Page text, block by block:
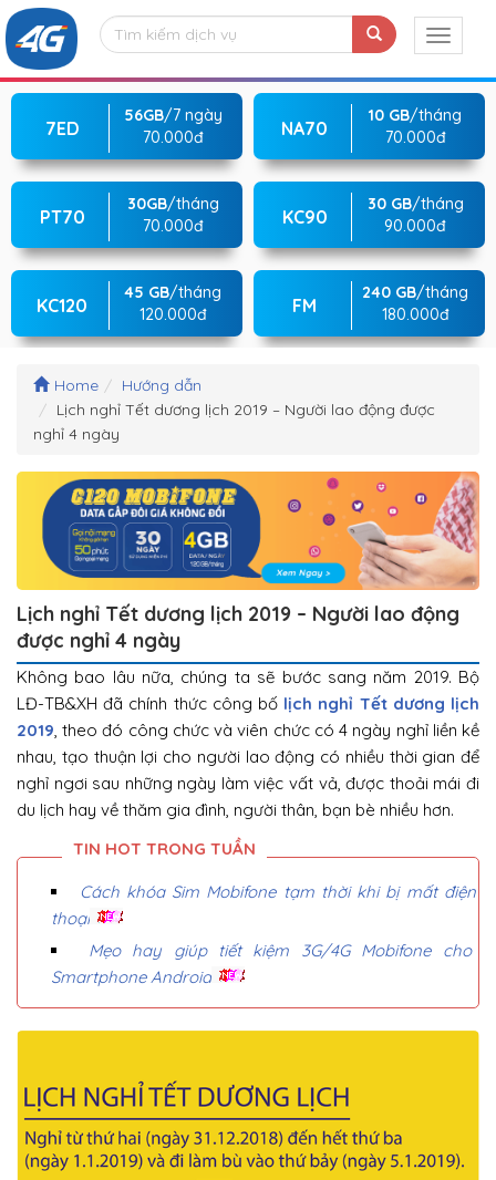
7ED
56GB/7 ngày
70.000đ
NA70
10 GB/tháng
70.000đ
PT70
30GB/tháng
70.000đ
KC90
30 GB/tháng
90.000đ
KC120
45 GB/tháng
120.000đ
FM
240 GB/tháng
180.000đ
Home
Hướng dẫn
Lịch nghỉ Tết dương lịch 2019 – Người lao động được
nghỉ 4 ngày
Lịch nghỉ Tết dương lịch 2019 – Người lao động
được nghỉ 4 ngày
Không bao lâu nữa, chúng ta sẽ bước sang năm 2019. Bộ
LĐ-TB&XH đã chính thức công bố lịch nghỉ Tết dương lịch
2019, theo đó công chức và viên chức có 4 ngày nghỉ liền kề
nhau, tạo thuận lợi cho người lao động có nhiều thời gian để
nghỉ ngơi sau những ngày làm việc vất vả, được thoải mái đi
du lịch hay về thăm gia đình, người thân, bạn bè nhiều hơn.
Cách khóa Sim Mobifone tạm thời khi bị mất điện
thoại
Mẹo hay giúp tiết kiệm 3G/4G Mobifone cho
Smartphone Android